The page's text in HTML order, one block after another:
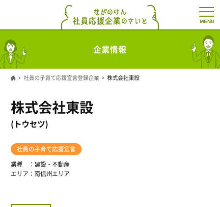
t
o
g
g
l
e
n
a
企業情報
社員の子育て応援宣言登録企業 株式会社東設
株式会社東設
(トウセツ)
社員の子育て応援宣言
業種
建設・不動産
エリア
南信州エリア